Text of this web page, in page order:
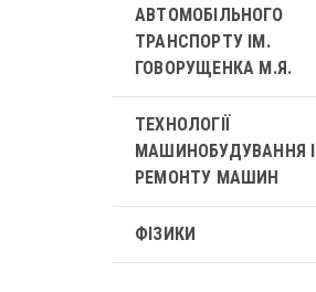
АВТОМОБІЛЬНОГО
ТРАНСПОРТУ ІМ.
ГОВОРУЩЕНКА М.Я.
ТЕХНОЛОГІЇ
МАШИНОБУДУВАННЯ І
РЕМОНТУ МАШИН
ФІЗИКИ